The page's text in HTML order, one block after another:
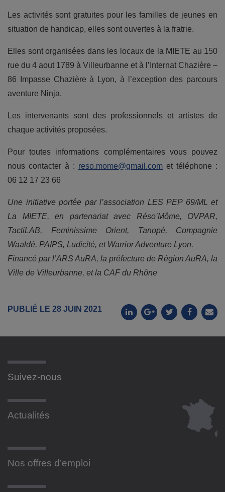
Les activités sont gratuites pour les familles de jeunes en
situation de handicap, elles sont ouvertes à la fratrie.
Elles sont organisées dans les locaux de la MIETE au 150
rue du 4 aout 1789 à Villeurbanne et à l’Internat Chazière –
86 Impasse Chazière à Lyon, à l’exception des parcours
aventure Ninja.
Les intervenants sont des professionnels et artistes de
chaque activités proposées.
Pour toutes informations complémentaires vous pouvez
nous contacter à : reso.mome@gmail.com et téléphone :
06 12 17 23 66
Une initiative portée par l’association LES PEP 69/ML et
La MIETE, en partenariat avec Réso’Môme, OVPAR,
TactiLAB, Feminissime Orient, Tanopé, Compagnie
Waaldé, PAIPS, Ludicité, et Warrior Adventure Lyon.
Financé par l’ARS AuRA, la préfecture de Région AuRA, la
Ville de Villeurbanne, et la CAF du Rhône
PUBLIÉ LE 28 JUIN 2021
Suivez-nous
Actualités
Nos offres d’emploi